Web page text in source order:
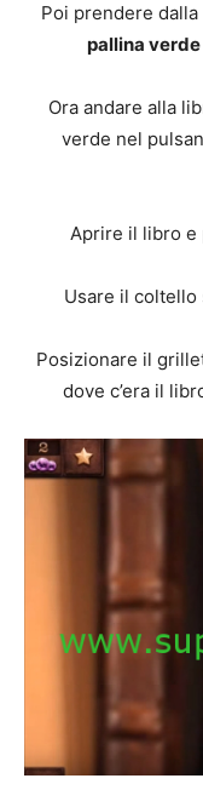
Poi prendere dalla
pallina verde
Ora andare alla
verde nel
Aprire il libro e
Usare il
Posizionare il
dove c’era il